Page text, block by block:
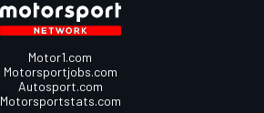
Motor1.com
Motorsportjobs.com
Autosport.com
Motorsportstats.com